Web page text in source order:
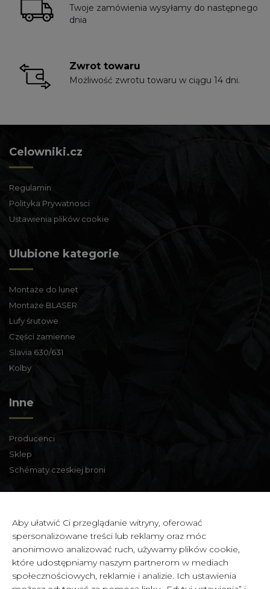
Twoje zamówienia wysyłamy do następnego
dnia
Zwrot towaru
Możliwość zwrotu towaru w ciągu 14 dni.
Celowniki.cz
Regulamin
Polityka Prywatnosci
Ustawienia plików cookie
Ulubione kategorie
Montaże do lunet
Montaże BLASER
Lufy śrutowe
Części zamienne
Slavia 630/631
Kolby
Inne
Producenci
Sklep
Schématy czeskiej broni
Zbraně a střelivo Karviná
Zámecká 99,
Karviná - Fryštát,
733 01 CZECH REPUBLIC
Aby ułatwić Ci przeglądanie witryny, oferować
spersonalizowane treści lub reklamy oraz móc
anonimowo analizować ruch, używamy plików cookie,
które udostępniamy naszym partnerom w mediach
społecznościowych, reklamie i analizie. Ich ustawienia